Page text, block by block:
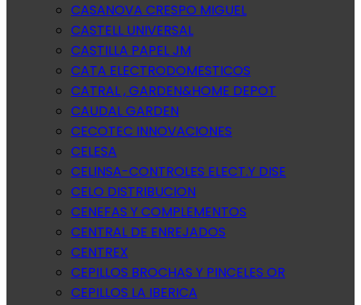
CASANOVA CRESPO MIGUEL
CASTELL UNIVERSAL
CASTILLA PAPEL JM
CATA ELECTRODOMESTICOS
CATRAL , GARDEN&HOME DEPOT
CAUDAL GARDEN
CECOTEC INNOVACIONES
CELESA
CELINSA-CONTROLES ELECT.Y DISE
CELO DISTRIBUCION
CENEFAS Y COMPLEMENTOS
CENTRAL DE ENREJADOS
CENTREX
CEPILLOS BROCHAS Y PINCELES OR
CEPILLOS LA IBERICA